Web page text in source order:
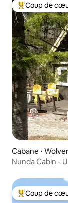
Coups de cœur
Coup de
Cabane ⋅
Nunda Cabin -
Coups de cœur
Coup de